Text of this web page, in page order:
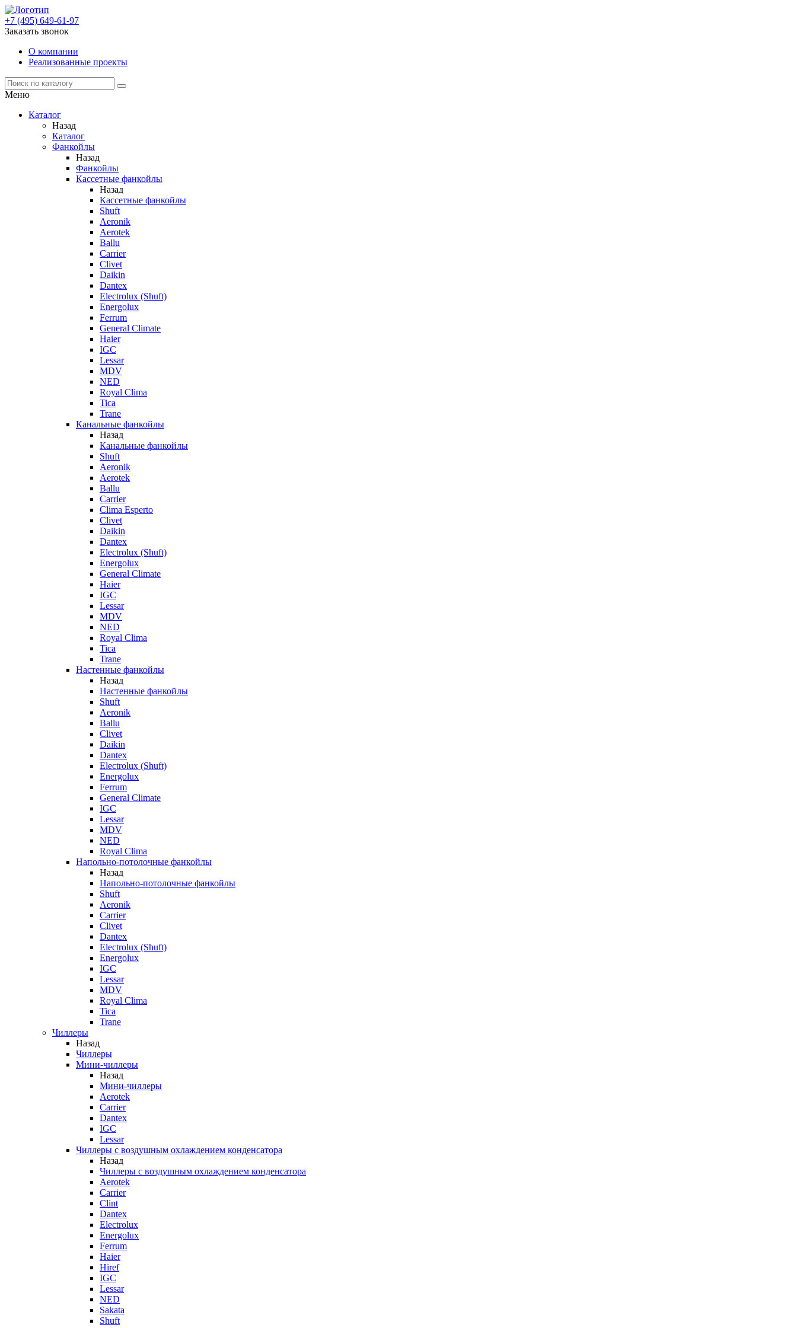
+7 (495) 649-61-97
Заказать звонок
О компании
Реализованные проекты
Меню
Каталог
Назад
Каталог
Фанкойлы
Назад
Фанкойлы
Кассетные фанкойлы
Назад
Кассетные фанкойлы
Shuft
Aeronik
Aerotek
Ballu
Carrier
Clivet
Daikin
Dantex
Electrolux (Shuft)
Energolux
Ferrum
General Climate
Haier
IGC
Lessar
MDV
NED
Royal Clima
Tica
Trane
Канальные фанкойлы
Назад
Канальные фанкойлы
Shuft
Aeronik
Aerotek
Ballu
Carrier
Clima Esperto
Clivet
Daikin
Dantex
Electrolux (Shuft)
Energolux
General Climate
Haier
IGC
Lessar
MDV
NED
Royal Clima
Tica
Trane
Настенные фанкойлы
Назад
Настенные фанкойлы
Shuft
Aeronik
Ballu
Clivet
Daikin
Dantex
Electrolux (Shuft)
Energolux
Ferrum
General Climate
IGC
Lessar
MDV
NED
Royal Clima
Напольно-потолочные фанкойлы
Назад
Напольно-потолочные фанкойлы
Shuft
Aeronik
Carrier
Clivet
Dantex
Electrolux (Shuft)
Energolux
IGC
Lessar
MDV
Royal Clima
Tica
Trane
Чиллеры
Назад
Чиллеры
Мини-чиллеры
Назад
Мини-чиллеры
Aerotek
Carrier
Dantex
IGC
Lessar
Чиллеры с воздушным охлаждением конденсатора
Назад
Чиллеры с воздушным охлаждением конденсатора
Aerotek
Carrier
Clint
Dantex
Electrolux
Energolux
Ferrum
Haier
Hiref
IGC
Lessar
NED
Sakata
Shuft